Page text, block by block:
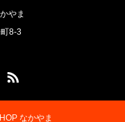
やま
8-3
なかやま